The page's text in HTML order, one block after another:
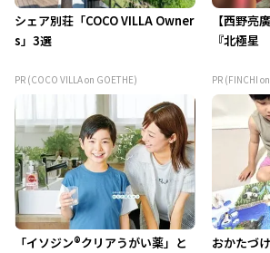
シェア別荘「COCO VILLA Owner
s」3選
PR (COCO VILLA on GOETHE)
【西野亮
『北極星
PR (FINCHI
「イソジン®クリアうがい薬」と
おかたづ